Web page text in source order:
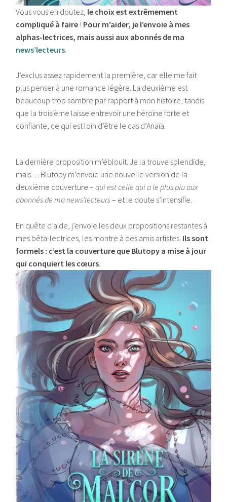
Vous vous en doutez, le choix est extrêmement
compliqué à faire ! Pour m’aider, je l’envoie à mes
alphas-lectrices, mais aussi aux abonnés de ma
news’lecteurs
J’exclus assez rapidement la première, car elle me fait
plus penser à une romance légère. La deuxième est
beaucoup trop sombre par rapport à mon histoire, tandis
que la troisième laisse entrevoir une héroïne forte et
confiante, ce qui est loin d’être le cas d’Anaïa.
La dernière proposition m’éblouit. Je la trouve splendide,
mais… Blutopy m’envoie une nouvelle version de la
deuxième couverture –qui est celle qui a le plus plu aux
abonnés de ma news’lecteurs– et le doute s’intensifie.
En quête d’aide, j’envoie les deux propositions restantes à
mes bêta-lectrices, les montre à des amis artistes. Ils sont
formels : c’est la couverture que Blutopy a mise à jour
qui conquiert les cœurs